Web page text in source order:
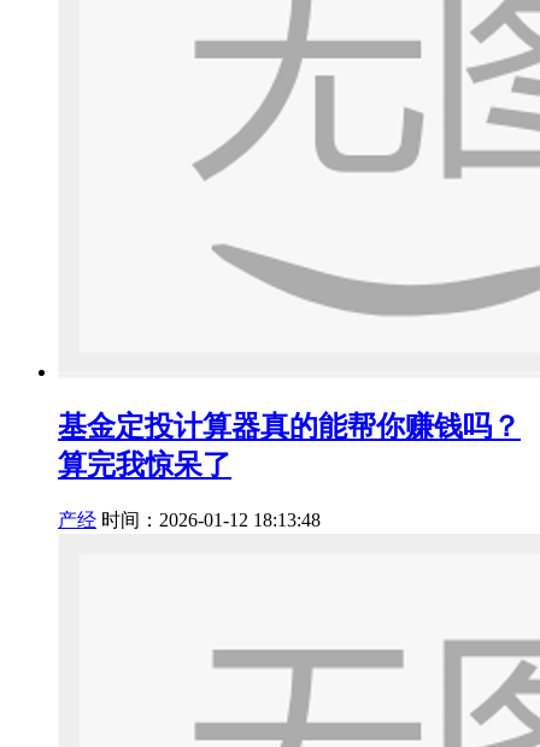
基金定投计算器真的能帮你赚钱吗？
算完我惊呆了
产经 时间：2026-01-12 18:13:48